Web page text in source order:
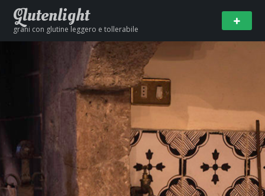
Glutenlight
grani con glutine leggero e tollerabile